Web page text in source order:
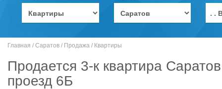
. .
Главная / Саратов / Продажа / Квартиры
Продается 3-к квартира
проезд 6Б